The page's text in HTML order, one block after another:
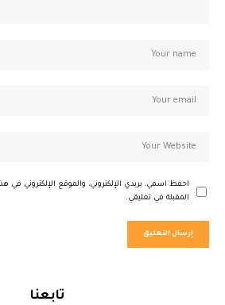
احفظ اسمي، بريدي الإلكتروني، والموقع الإلكتروني في
المقبلة في تعليقي.
تابعنا